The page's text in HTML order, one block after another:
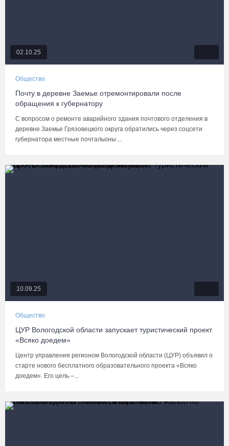
02.10.25
Общество
Почту в деревне Заемье отремонтировали после
обращения к губернатору
С вопросом о ремонте аварийного здания почтового отделения в
деревне Заемье Грязовецкого округа обратились через соцсети
губернатора местные почтальоны....
10.09.25
Общество
ЦУР Вологодской области запускает туристический проект
«Всяко доедем»
Центр управления регионом Вологодской области (ЦУР) объявил о
старте нового бесплатного образовательного проекта «Всяко
доедем». Его цель –...